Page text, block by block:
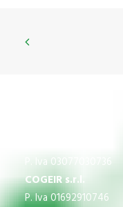
P. Iva 03077030736
COGEIR s.r.l.
P. Iva 01692910746